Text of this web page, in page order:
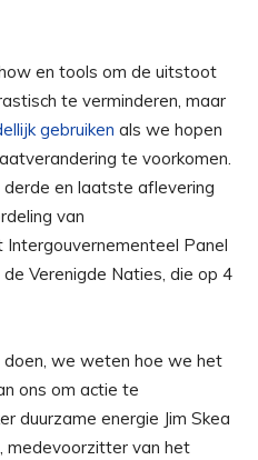
en tools om de uitstoot
te verminderen, maar
gebruiken als we hopen
te voorkomen.
en laatste aflevering
van
Panel
Verenigde Naties, die op 4
we weten hoe we het
ons om actie te
duurzame energie Jim Skea
medevoorzitter van het